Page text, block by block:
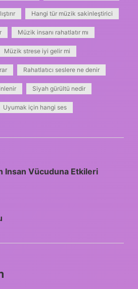
Hangi tür müzik sakinleştirici
Müzik insanı rahatlatır mı
Müzik strese iyi gelir mi
Rahatlatıcı seslere ne denir
Siyah gürültü nedir
Uyumak için hangi ses
Insan Vücuduna Etkileri